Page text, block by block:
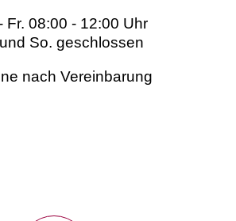
Fr. 08:00 - 12:00 Uhr
So. geschlossen
nach Vereinbarung